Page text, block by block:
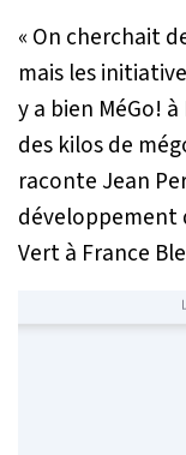
« On cherchait
mais les
y a bien MéGo!
des kilos de
raconte Jean
développement
Vert à France